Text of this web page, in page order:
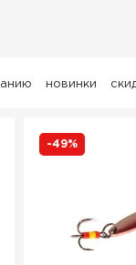
новинки
-49%